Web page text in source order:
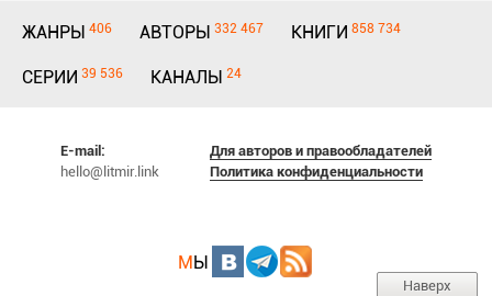
ЖАНРЫ 406 АВТОРЫ 332 467 КНИГИ 858 734
СЕРИИ 39 536 КАНАЛЫ 24
E-mail:
hello@litmir.link
Для авторов и правообладателей
Политика конфиденциальности
МЫ
Наверх